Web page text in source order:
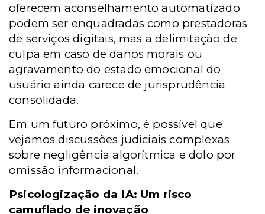
oferecem aconselhamento automatizado
podem ser enquadradas como prestadoras
de serviços digitais, mas a delimitação de
culpa em caso de danos morais ou
agravamento do estado emocional do
usuário ainda carece de jurisprudência
consolidada.
Em um futuro próximo, é possível que
vejamos discussões judiciais complexas
sobre negligência algorítmica e dolo por
omissão informacional.
Psicologização da IA: Um risco
camuflado de inovação